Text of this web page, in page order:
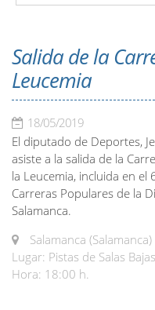
Salida de la
Leucemia
18/05/2019
El diputado de Deportes,
asiste a la salida de la
la Leucemia, incluida en el
Carreras Populares de la
Salamanca.
Salamanca (Salamanca)
Lugar: Pistas de Salas Bajas
Hora: 18:00 h.